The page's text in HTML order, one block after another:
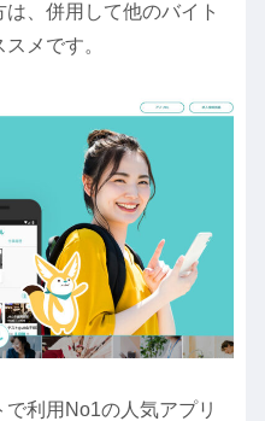
は、併用して他のバイト
メです。
利用No1の人気アプリ